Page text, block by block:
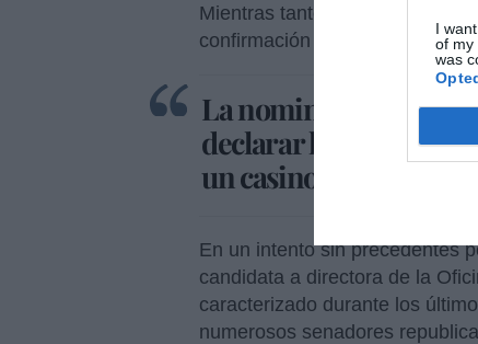
I
of my
was
Mientras tanto, el tándem
confirmación de su
La nominada al
declarar los ingresos
un casino de su Estado
En un intento sin precedentes
candidata a directora de la
caracterizado durante los
numerosos senadores